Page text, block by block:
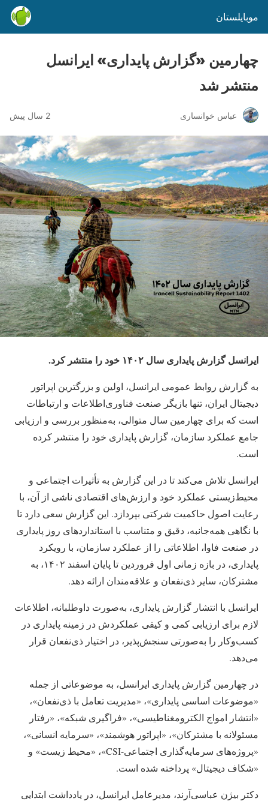
موبایلستان
چهارمین «گزارش پایداری» ایرانسل
منتشر شد
عباس خوانساری 2 سال پیش
ایرانسل گزارش پایداری سال ۱۴۰۲ خود را منتشر کرد.
به گزارش روابط عمومی ایرانسل، اولین و بزرگترین اپراتور
دیجیتال ایران، تنها بازیگر صنعت فناوری‌اطلاعات و ارتباطات
است که برای چهارمین سال متوالی، به‌منظور بررسی و ارزیابی
جامع عملکرد سازمان، گزارش پایداری خود را منتشر کرده
است.
ایرانسل تلاش می‌کند تا در این گزارش به تأثیرات اجتماعی و
محیط‌زیستی عملکرد خود و ارزش‌های اقتصادی ناشی از آن، با
رعایت اصول حاکمیت شرکتی بپردازد. این گزارش سعی دارد تا
با نگاهی همه‌جانبه، دقیق و متناسب با استانداردهای روز پایداری
در صنعت فاوا، اطلاعاتی را از عملکرد سازمان، با رویکرد
پایداری، در بازه زمانی اول فروردین تا پایان اسفند ۱۴۰۲، به
مشترکان، سایر ذی‌نفعان و علاقه‌مندان ارائه دهد.
ایرانسل با انتشار گزارش پایداری، به‌صورت داوطلبانه، اطلاعات
لازم برای ارزیابی کمی و کیفی عملکردش در زمینه پایداری در
کسب‌وکار را به‌صورتی سنجش‌پذیر، در اختیار ذی‌نفعان قرار
می‌دهد.
در چهارمین گزارش پایداری ایرانسل، به موضوعاتی از جمله
«موضوعات اساسی پایداری»، «مدیریت تعامل با ذی‌نفعان»،
«انتشار امواج الکترومغناطیسی»، «فراگیری شبکه»، «رفتار
مسئولانه با مشترکان»، «اپراتور هوشمند»، «سرمایه انسانی»،
«پروژه‌های سرمایه‌گذاری اجتماعی-CSI»، «محیط زیست» و
«شکاف دیجیتال» پرداخته شده است.
دکتر بیژن عباسی‌آرند، مدیرعامل ایرانسل، در یادداشت ابتدایی